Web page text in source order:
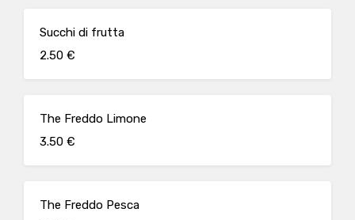
Succhi di frutta
2.50 €
The Freddo Limone
3.50 €
The Freddo Pesca